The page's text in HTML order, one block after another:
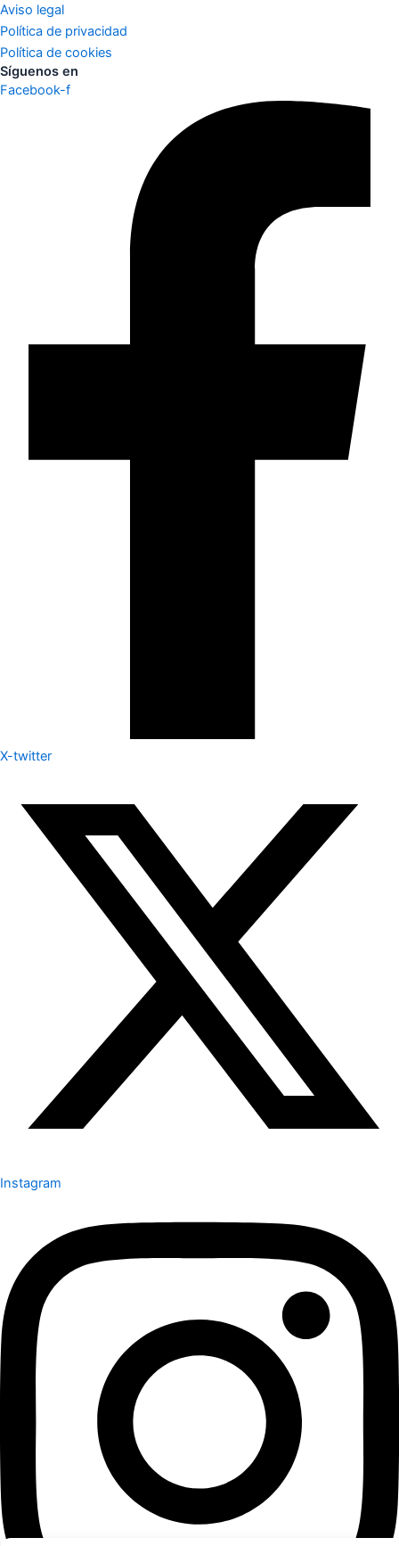
Aviso legal
Política de privacidad
Política de cookies
Síguenos en
Facebook-f
X-twitter
Instagram